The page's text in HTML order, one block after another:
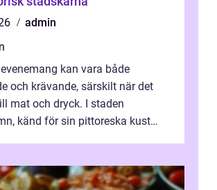
admin
kan vara både
och krävande, särskilt när det
mat och dryck. I staden
känd för sin pittoreska kust